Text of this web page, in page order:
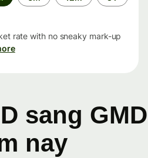
rate with no sneaky mark-up
sang GMD
nay